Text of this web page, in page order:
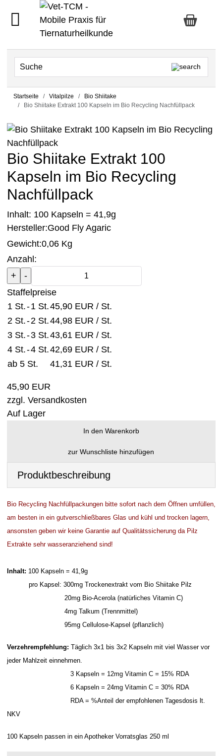
Startseite Vitalpilze
Bio Shiitake
Bio Shiitake Extrakt 100 Kapseln im Bio Recycling Nachfüllpack
Bio Shiitake Extrakt 100
Kapseln im Bio Recycling
Nachfüllpack
Inhalt: 100 Kapseln = 41,9g
Hersteller:Good Fly Agaric
Gewicht:0,06 Kg
Anzahl:
Staffelpreise
1 St.-1 St.45,90 EUR / St.
2 St.-2 St.44,98 EUR / St.
3 St.-3 St.43,61 EUR / St.
4 St.-4 St.42,69 EUR / St.
ab 5 St.
41,31 EUR / St.
45,90 EUR
zzgl. Versandkosten
Auf Lager
Produktbeschreibung
Bio Recycling Nachfüllpackungen bitte sofort nach dem Öffnen umfüllen,
am besten in ein gutverschließbares Glas und kühl und trocken lagern,
ansonsten geben wir keine Garantie auf Qualitätssicherung da Pilz
Extrakte sehr wasseranziehend sind!
Inhalt: 100 Kapseln = 41,9g
pro Kapsel: 300mg Trockenextrakt vom Bio Shiitake Pilz
20mg Bio-Acerola (natürliches Vitamin C)
4mg Talkum (Trennmittel)
95mg Cellulose-Kapsel (pflanzlich)
Verzehrempfehlung: Täglich 3x1 bis 3x2 Kapseln mit viel Wasser vor
jeder Mahlzeit einnehmen.
3 Kapseln = 12mg Vitamin C = 15% RDA
6 Kapseln = 24mg Vitamin C = 30% RDA
RDA = %Anteil der empfohlenen Tagesdosis lt.
NKV
100 Kapseln passen in ein Apotheker Vorratsglas 250 ml